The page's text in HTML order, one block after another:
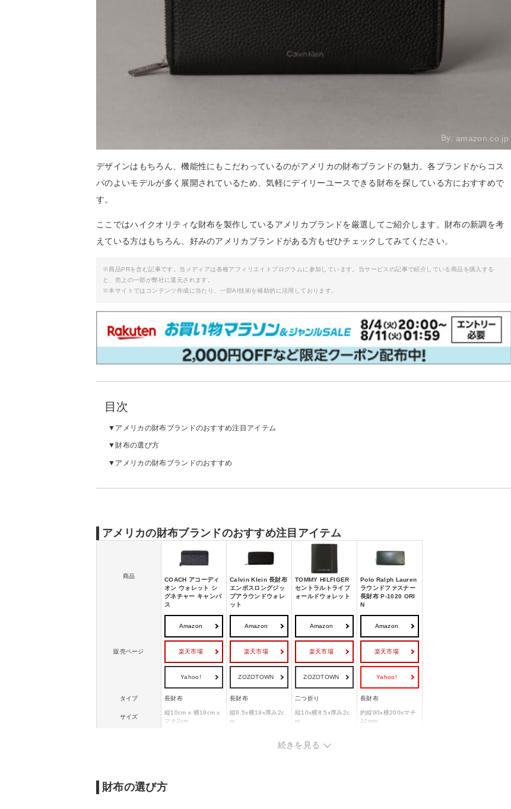
By: amazon.co.jp
デザインはもちろん、機能性にもこだわっているのがアメリカの財布ブランドの魅力。各ブランドからコス
パのよいモデルが多く展開されているため、気軽にデイリーユースできる財布を探している方におすすめで
す。
ここではハイクオリティな財布を製作しているアメリカブランドを厳選してご紹介します。財布の新調を考
えている方はもちろん、好みのアメリカブランドがある方もぜひチェックしてみてください。
※商品PRを含む記事です。当メディアは各種アフィリエイトプログラムに参加しています。当サービスの記事で紹介している商品を購入する
と、売上の一部が弊社に還元されます。
※本サイトではコンテンツ作成に当たり、一部AI技術を補助的に活用しております。
目次
アメリカの財布ブランドのおすすめ注目アイテム
財布の選び方
アメリカの財布ブランドのおすすめ
アメリカの財布ブランドのおすすめ注目アイテム
商品
COACH アコーディ
オン ウォレット シ
グネチャー キャンバ
ス
Calvin Klein 長財布
エンボスロングジッ
プアラウンドウォレ
ット
TOMMY HILFIGER
セントラルトライフ
ォールドウォレット
Polo Ralph Lauren
ラウンドファスナー
長財布 P-1020 ORI
N
販売ページ
Amazon
楽天市場
Yahoo!
Amazon
楽天市場
ZOZOTOWN
Amazon
楽天市場
ZOZOTOWN
Amazon
楽天市場
Yahoo!
タイプ 長財布 長財布 二つ折り 長財布
サイズ
縦10cm x 横19cm x
マチ2cm
縦9.5x横19x厚み2c
m
縦10x横8.5x厚み2c
m
約縦90x横200xマチ
22mm
牛革
続きを見る
財布の選び方